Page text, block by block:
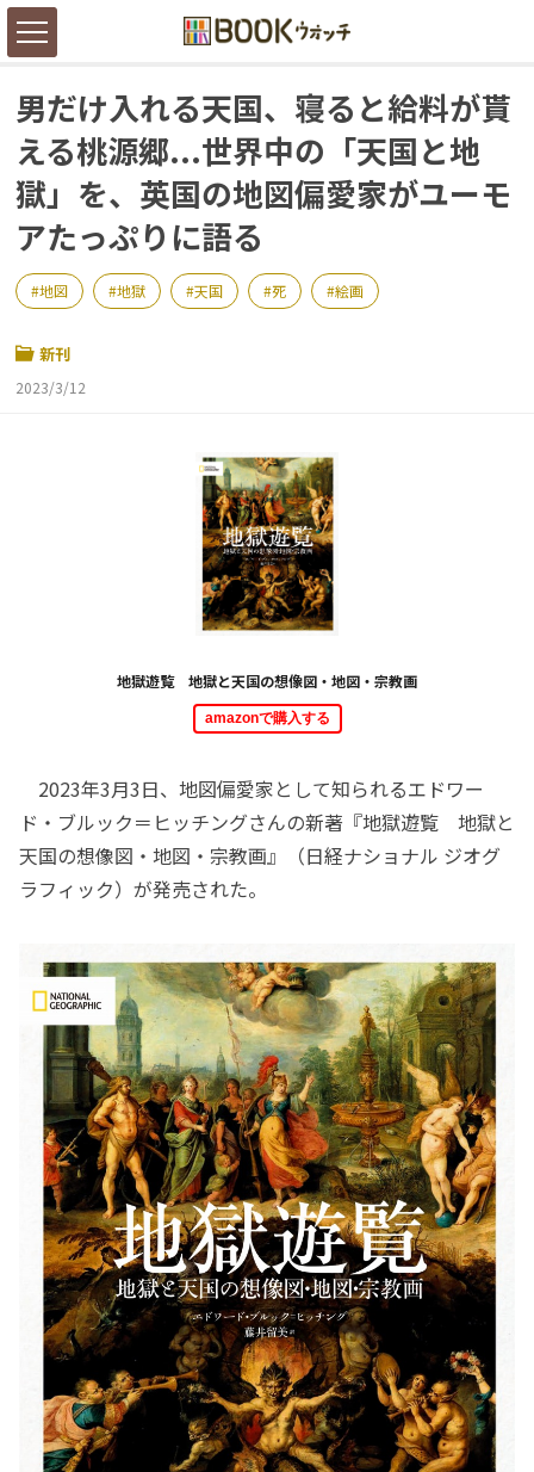
男だけ入れる天国、寝ると給料が貰
える桃源郷...世界中の「天国と地
獄」を、英国の地図偏愛家がユーモ
アたっぷりに語る
地図 地獄 天国 死 絵画
新刊
2023/3/12
地獄遊覧 地獄と天国の想像図・地図・宗教画
amazonで購入する
2023年3月3日、地図偏愛家として知られるエドワー
ド・ブルック＝ヒッチングさんの新著『地獄遊覧 地獄と
天国の想像図・地図・宗教画』（日経ナショナル ジオグ
ラフィック）が発売された。